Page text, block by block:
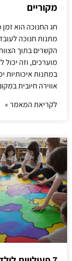
מקוריים
חג החנוכה הוא
מתנות חנוכה
הקשרים בתוך
מוערכים, וזה
במתנות איכותיות
אווירה חיובית
לקריאת המאמר »